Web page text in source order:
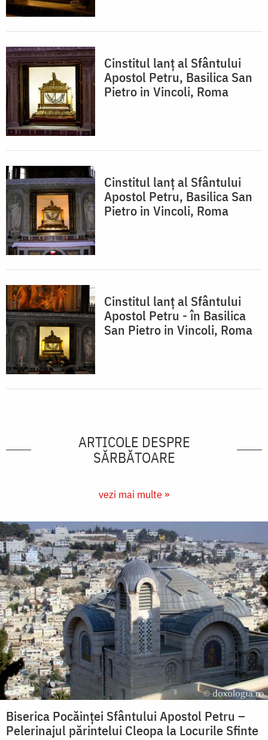
Cinstitul lanț al Sfântului
Apostol Petru, Basilica San
Pietro in Vincoli, Roma
Cinstitul lanț al Sfântului
Apostol Petru, Basilica San
Pietro in Vincoli, Roma
Cinstitul lanț al Sfântului
Apostol Petru - în Basilica
San Pietro in Vincoli, Roma
ARTICOLE DESPRE
SĂRBĂTOARE
vezi mai multe »
Biserica Pocăinței Sfântului Apostol Petru –
Pelerinajul părintelui Cleopa la Locurile Sfinte